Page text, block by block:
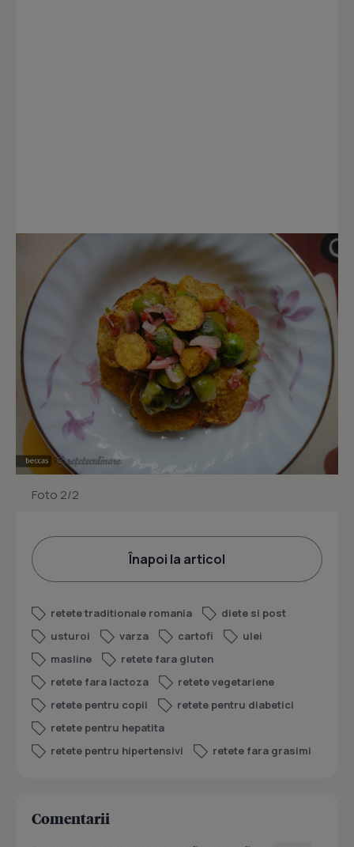
Foto 2/2
Înapoi la articol
retete traditionale romania
diete si post
usturoi
varza cartofi
ulei
masline
retete fara gluten
retete fara lactoza
retete vegetariene
retete pentru copii
retete pentru diabetici
retete pentru hepatita
retete pentru hipertensivi
retete fara grasimi
Comentarii